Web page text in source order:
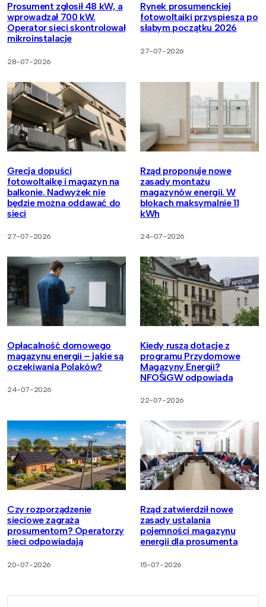
Prosument zgłosił 48 kW, a
wprowadzał 700 kW.
Operator sieci skontrolował
mikroinstalacje
28-07-2026
Rynek prosumenckiej
fotowoltaiki przyspiesza po
słabym początku 2026
27-07-2026
Grecja dopuści
fotowoltaikę i magazyn na
balkonie. Nadwyżek nie
będzie można oddawać do
sieci
27-07-2026
Rząd proponuje nowe
zasady montażu
magazynów energii. W
blokach maksymalnie 11
kWh
24-07-2026
Opłacalność domowego
magazynu energii – jakie są
oczekiwania Polaków?
24-07-2026
Kiedy ruszą dotacje z
programu Przydomowe
Magazyny Energii?
NFOŚiGW odpowiada
22-07-2026
Czy rozporządzenie
sieciowe zagraża
prosumentom? Operatorzy
sieci odpowiadają
20-07-2026
Rząd zatwierdził nowe
zasady ustalania
pojemności magazynu
energii dla prosumenta
15-07-2026